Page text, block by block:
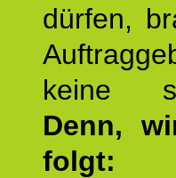
dürfen,
keine
Denn,
folgt: